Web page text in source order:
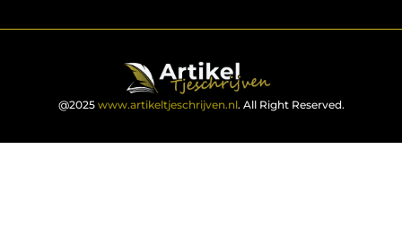
@2025 www.artikeltjeschrijven.nl. All Right Reserved.